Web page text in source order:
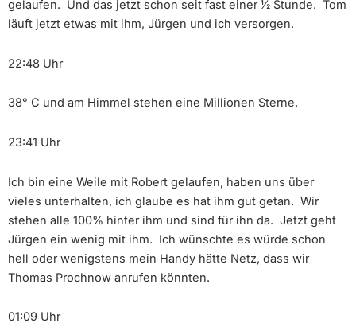
gelaufen. Und das jetzt schon seit fast einer 1⁄2 Stunde. Tom
läuft jetzt etwas mit ihm, Jürgen und ich versorgen.
22:48 Uhr
38° C und am Himmel stehen eine Millionen Sterne.
23:41 Uhr
Ich bin eine Weile mit Robert gelaufen, haben uns über
vieles unterhalten, ich glaube es hat ihm gut getan. Wir
stehen alle 100% hinter ihm und sind für ihn da. Jetzt geht
Jürgen ein wenig mit ihm. Ich wünschte es würde schon
hell oder wenigstens mein Handy hätte Netz, dass wir
Thomas Prochnow anrufen könnten.
01:09 Uhr